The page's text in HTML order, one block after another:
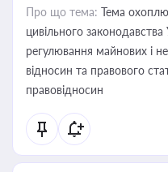
Про що тема: Тема
цивільного
регулювання майнових і
відносин та правового
правовідносин